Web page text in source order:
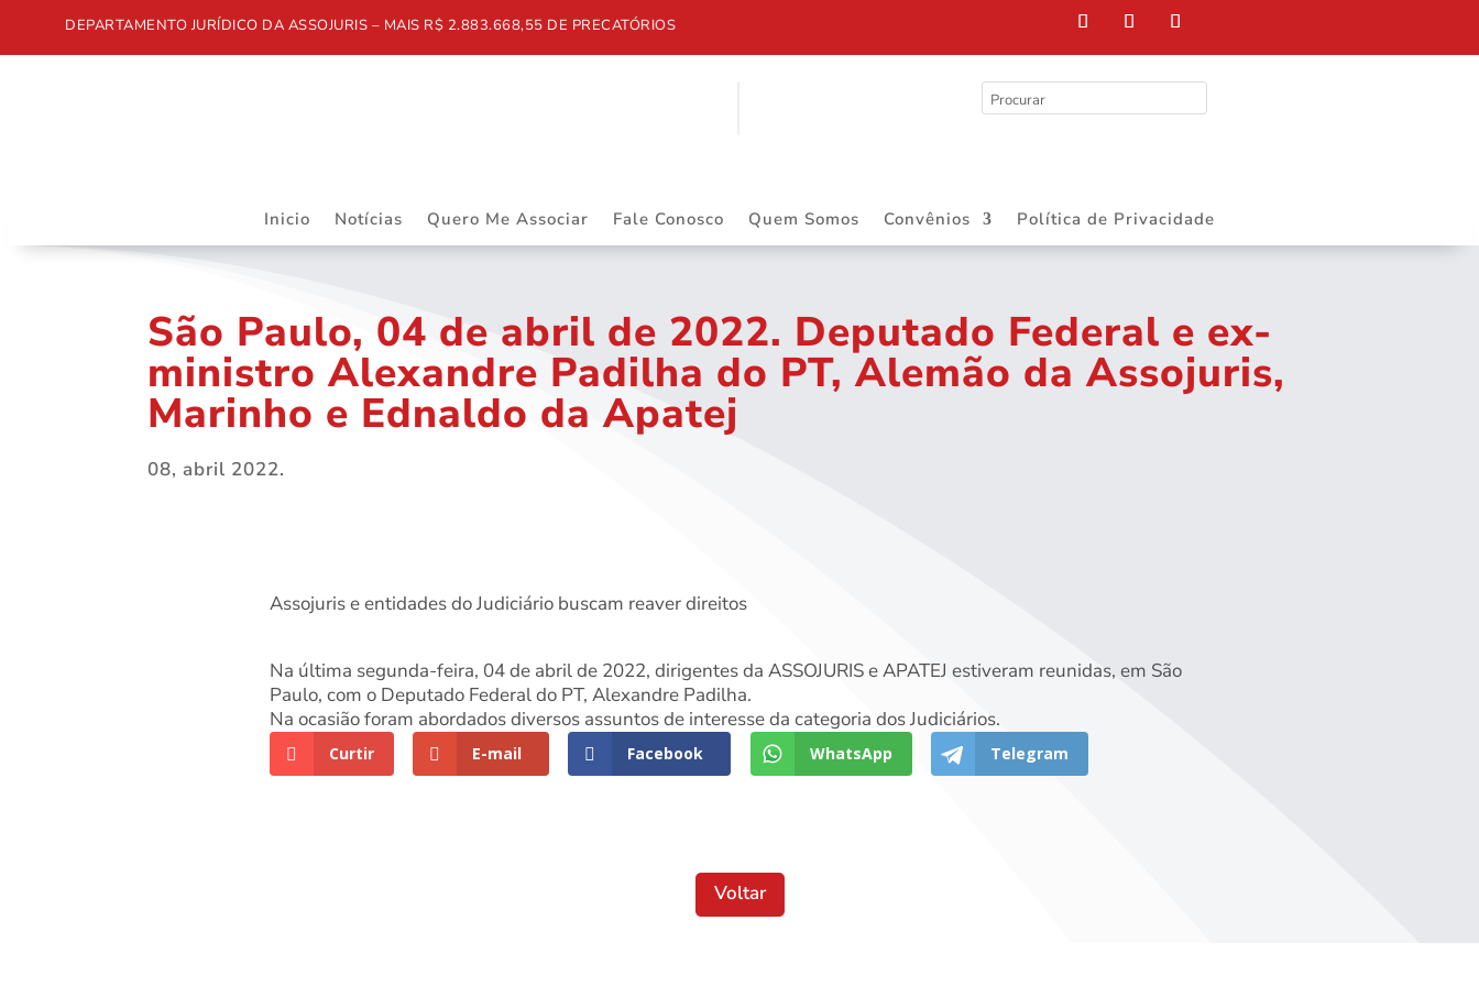
DEPARTAMENTO JURÍDICO DA ASSOJURIS – MAIS R$ 2.883.668,55 DE PRECATÓRIOS
Inicio Notícias Quero Me Associar Fale Conosco Quem Somos Convênios Política de Privacidade
São Paulo, 04 de abril de 2022. Deputado Federal e ex-
ministro Alexandre Padilha do PT, Alemão da Assojuris,
Marinho e Ednaldo da Apatej
08, abril 2022.
Assojuris e entidades do Judiciário buscam reaver direitos
Na última segunda-feira, 04 de abril de 2022, dirigentes da ASSOJURIS e APATEJ estiveram reunidas, em São
Paulo, com o Deputado Federal do PT, Alexandre Padilha.
Na ocasião foram abordados diversos assuntos de interesse da categoria dos Judiciários.
Curtir E-mail Facebook WhatsApp Telegram
Voltar